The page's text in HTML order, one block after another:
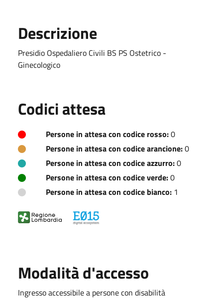
Descrizione
Presidio Ospedaliero Civili BS PS Ostetrico -
Ginecologico
Codici attesa
Persone in attesa con codice rosso:0
Persone in attesa con codice arancione:0
Persone in attesa con codice azzurro:0
Persone in attesa con codice verde:0
Persone in attesa con codice bianco: 1
Modalità d'accesso
Ingresso accessibile a persone con disabilità